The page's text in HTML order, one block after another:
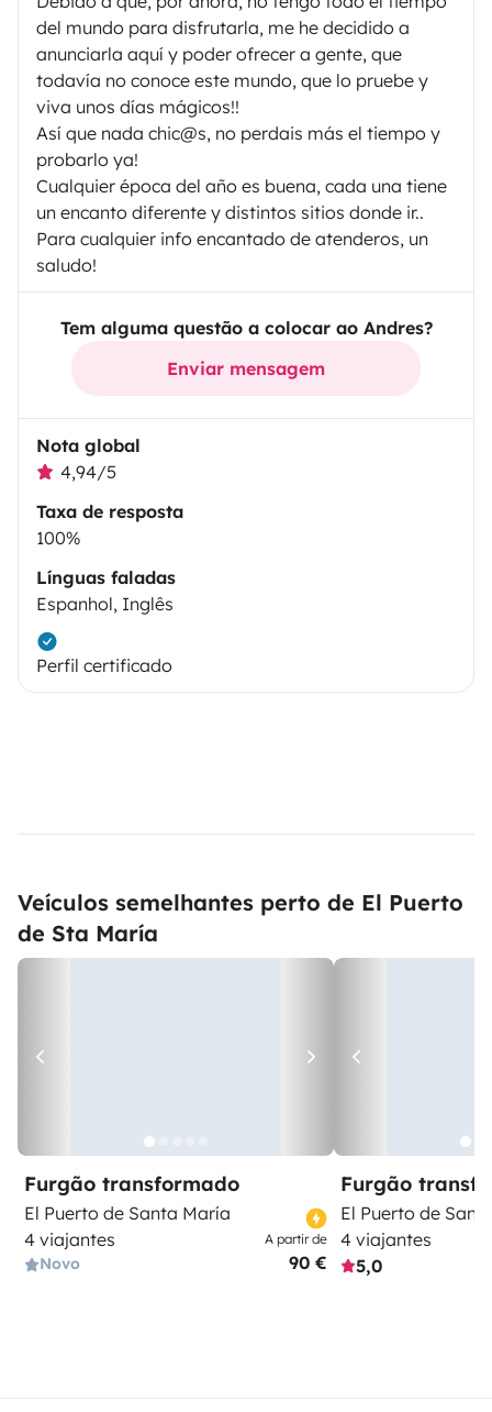
del mundo para disfrutarla, me he decidido a
anunciarla aquí y poder ofrecer a gente, que
todavía no conoce este mundo, que lo pruebe y
viva unos días mágicos!!
Así que nada chic@s, no perdais más el tiempo y
probarlo ya!
Cualquier época del año es buena, cada una tiene
un encanto diferente y distintos sitios donde ir..
Para cualquier info encantado de atenderos, un
saludo!
Tem alguma questão a colocar ao Andres?
Enviar mensagem
Nota global
4,94/5
Taxa de resposta
100%
Línguas faladas
Espanhol, Inglês
Perfil certificado
Veículos semelhantes perto de El Puerto
de Sta María
Furgão transformado
El Puerto de Santa María
4 viajantes
Novo
A partir de
90 €
Furgão
El Puerto de
4 viajantes
5,0